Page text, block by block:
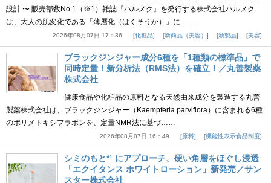
設計 〜 販売部数No.1（※1）雑誌『ハルメク』を発行する株式会社ハルメク
は、大人の肌変化である「薄層化（はくそうか）」に……
2026年08月07日 17：36 化粧品 新商品（美容） 新製品 美容
ブラックジンジャー成分6種を「1種類の標準品」で
同時定量！新分析法（RMS法）を確立！／丸善製薬
株式会社
健康食品や化粧品の原料となる天然由来成分を製造する丸善
製薬株式会社は、ブラックジンジャー（Kaempferia parviflora）に含まれる6種
のポリメトキシフラボンを、定量NMR法に基づ……
2026年08月07日 16：49 原料 機能性表示食品制度
シミのもと*¹ にアプローチ、硬い角層をほぐし浸透
「エクイタンス ホワイトローション」新発売／サン
スター株式会社